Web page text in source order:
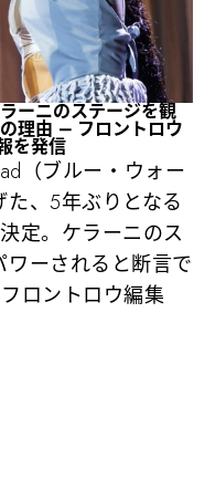
ーニのステージを観
理由 – フロントロウ
を発信
（ブルー・ウォー
、5年ぶりとなる
定。ケラーニのス
ーされると断言で
ロントロウ編集